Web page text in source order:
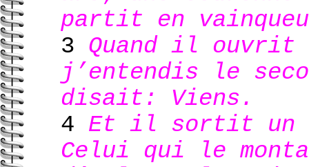
partit en
3 Quand il ouvrit
j’entendis le
disait: Viens.
4 Et il sortit un
Celui qui le